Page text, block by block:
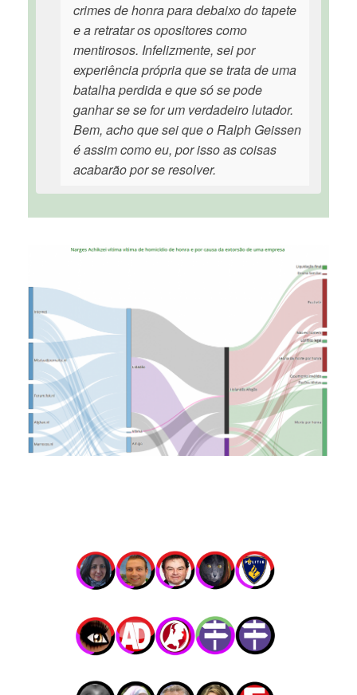
crimes de honra para debaixo do tapete
e a retratar os opositores como
mentirosos. Infelizmente, sei por
experiência própria que se trata de uma
batalha perdida e que só se pode
ganhar se se for um verdadeiro lutador.
Bem, acho que sei que o Ralph Geissen
é assim como eu, por isso as coisas
acabarão por se resolver.